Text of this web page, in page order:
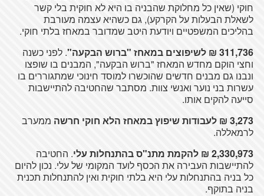
חוקי (שאין כל מחלוקת שהבניה בו היא לא חוקית בלי קשר
לשאלת הבעלות על הקרקע), גם כשהיא עצמה מעורבת
בהליכים המשפטיים ויודעת היטב שמדובר במאחז בלתי חוקי.
311,736 ₪ לשיפוצים במאחז "ברוש הבקעה"
. לפני כשנה
וחצי הוקם מחדש המאחז "ברוש הבקעה", המבנים בו שופצו
ונבנו גם מבנים חדשים שהוכשרו למוסד חינוכי שמתגוררים בו
עשרות בני נוער ואנשי צוות. מסתבר שהחטיבה להתיישבות
סייעה להקים אותו.
3,273 ₪ לעבודות שיפוץ
במאחז הלא חוקי חרשה ממערב
לרמאללה.
2,330,973 ₪ להקמת מתנ"ס בהתנחלות עלי
. החטיבה
להתיישבות העבירה את הכסף לועד המקומי של עלי. נכון להיום
כל בניה בהתנחלות עלי היא בלתי חוקית ואין להתנחלות תכנית
בניה בתוקף.